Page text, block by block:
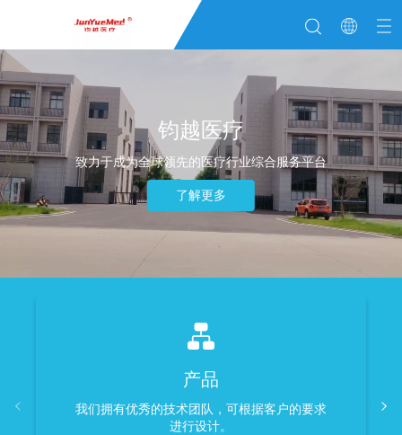
钧越医疗
致力于成为全球领先的医疗行业综合服务平台
了解更多
产品
我们拥有优秀的技术团队，可根据客户的要求
进行设计。